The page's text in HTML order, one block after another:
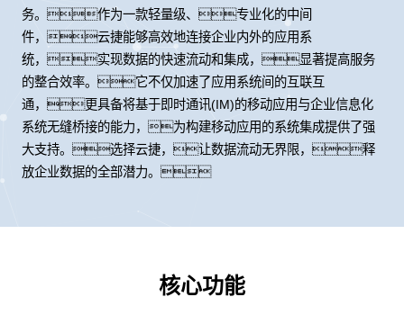
务。作为一款轻量级、专业化的中间
件，云捷能够高效地连接企业内外的应用系
统，实现数据的快速流动和集成，显著提高服务
的整合效率。它不仅加速了应用系统间的互联互
通，更具备将基于即时通讯(IM)的移动应用与企业信息化
系统无缝桥接的能力，为构建移动应用的系统集成提供了强
大支持。选择云捷，让数据流动无界限，释
放企业数据的全部潜力。
核心功能